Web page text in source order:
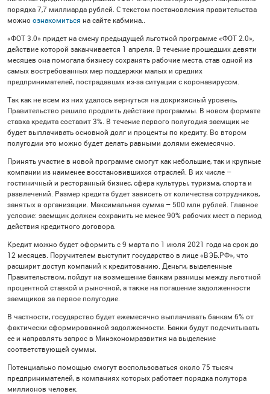
порядка 7,7 миллиарда рублей. С текстом постановления правительства
можно ознакомиться на сайте кабмина..
«ФОТ 3.0» придет на смену предыдущей льготной программе «ФОТ 2.0»,
действие которой заканчивается 1 апреля. В течение прошедших девяти
месяцев она помогала бизнесу сохранять рабочие места, став одной из
самых востребованных мер поддержки малых и средних
предпринимателей, пострадавших из-за ситуации с коронавирусом.
Так как не всем из них удалось вернуться на докризисный уровень,
Правительство решило продлить действие программы. В новом формате
ставка кредита составит 3%. В течение первого полугодия заемщик не
будет выплачивать основной долг и проценты по кредиту. Во втором
полугодии это можно будет делать равными долями ежемесячно.
Принять участие в новой программе смогут как небольшие, так и крупные
компании из наименее восстановившихся отраслей. В их числе –
гостиничный и ресторанный бизнес, сфера культуры, туризма, спорта и
развлечений. Размер кредита будет зависеть от количества сотрудников,
занятых в организации. Максимальная сумма – 500 млн рублей. Главное
условие: заемщик должен сохранить не менее 90% рабочих мест в период
действия кредитного договора.
Кредит можно будет оформить с 9 марта по 1 июля 2021 года на срок до
12 месяцев. Поручителем выступит государство в лице «ВЭБ.РФ», что
расширит доступ компаний к кредитованию. Деньги, выделенные
Правительством, пойдут на возмещение банкам разницы между льготной
процентной ставкой и рыночной, а также на погашение задолженности
заемщиков за первое полугодие.
В частности, государство будет ежемесячно выплачивать банкам 6% от
фактически сформированной задолженности. Банки будут подсчитывать
ее и направлять запрос в Минэкономразвития на выделение
соответствующей суммы.
Потенциально помощью смогут воспользоваться около 75 тысяч
предпринимателей, в компаниях которых работает порядка полутора
миллионов человек.